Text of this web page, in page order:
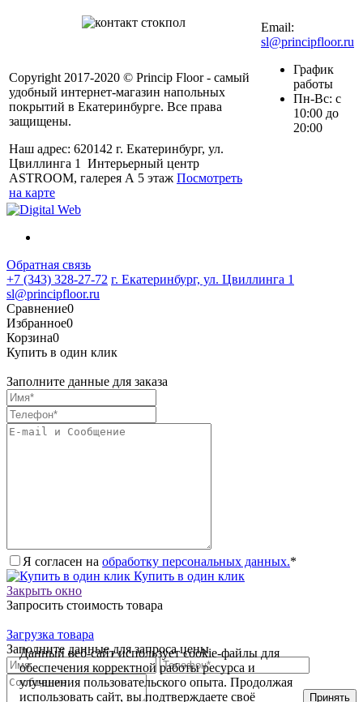
Copyright 2017-2020 © Princip Floor - самый
удобный интернет-магазин напольных
покрытий в Екатеринбурге. Все права
защищены.
Наш адрес: 620142 г. Екатеринбург, ул.
Цвиллинга 1 Интерьерный центр
ASTROOM, галерея А 5 этаж Посмотреть
на карте
Email:
sl@principfloor.ru
График
работы
Пн-Вс: с
10:00 до
20:00
Обратная связь
+7 (343) 328-27-72 г. Екатеринбург, ул. Цвиллинга 1
sl@principfloor.ru
Сравнение0
Избранное0
Корзина0
Купить в один клик
Заполните данные для заказа
Я согласен на обработку персональных данных.*
Купить в один клик
Закрыть окно
Запросить стоимость товара
Загрузка товара
Заполните данные для запроса цены
Данный веб-сайт использует cookie-файлы для
обеспечения корректной работы ресурса и
улучшения пользовательского опыта. Продолжая
использовать сайт, вы подтверждаете своё
Принять